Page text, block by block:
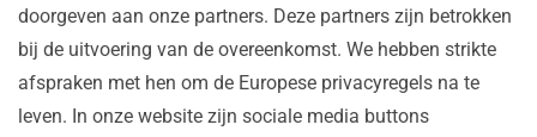
doorgeven aan onze partners. Deze partners zijn betrokken
bij de uitvoering van de overeenkomst. We hebben strikte
afspraken met hen om de Europese privacyregels na te
leven. In onze website zijn sociale media buttons